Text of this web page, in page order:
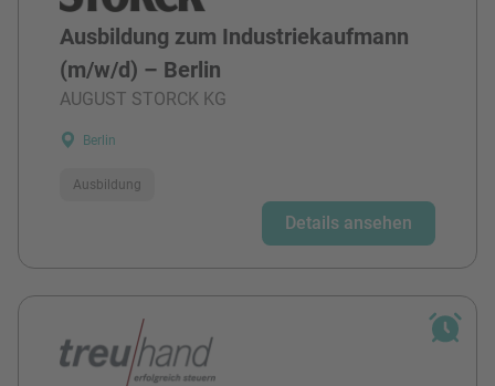
Ausbildung zum Industriekaufmann
(m/w/d) – Berlin
AUGUST STORCK KG
Berlin
Ausbildung
Details ansehen